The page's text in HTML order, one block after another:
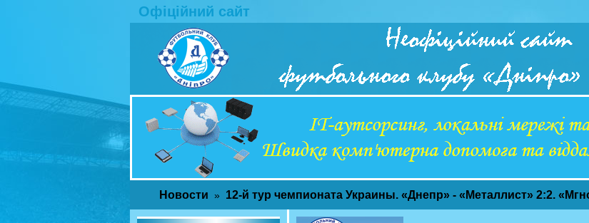
Офіційний сайт
Новости » 12-й тур чемпионата Украины. «Днепр» - «Металлист» 2:2.